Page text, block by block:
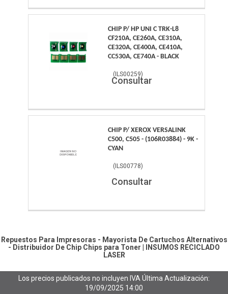
CHIP P/ HP UNI C TRK-L8
CF210A, CE260A, CE310A,
CE320A, CE400A, CE410A,
CC530A, CE740A - BLACK
(ILS00259)
Consultar
CHIP P/ XEROX VERSALINK
C500, C505 - (106R03884) - 9K -
CYAN
(ILS00778)
Consultar
Repuestos Para Impresoras - Mayorista De Cartuchos Alternativos
- Distribuidor De Chip Chips para Toner | INSUMOS RECICLADO
LASER
Los precios publicados no incluyen IVA Última Actualización:
19/09/2025 14:00